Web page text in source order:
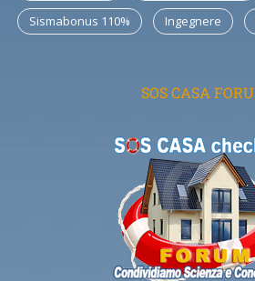
Sismabonus 110% Ingegnere
SOS CASA